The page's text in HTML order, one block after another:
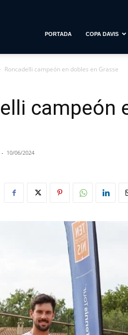
PORTADA COPA DAVIS
Roncadelli campeón en dobles en Grasse
campeón
- 10/06/2024